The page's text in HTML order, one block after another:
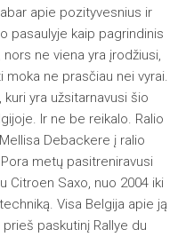
apie pozityvesnius ir
pasaulyje kaip pagrindinis
ne viena yra įrodžiusi,
ne prasčiau nei vyrai.
yra užsitarnavusi šio
Ir ne be reikalo. Ralio
Debackere į ralio
metų pasitreniravusi
Citroen Saxo, nuo 2004 iki
Visa Belgija apie ją
paskutinį Rallye du